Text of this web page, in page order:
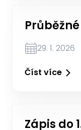
29. 1. 2026
Číst více
Zápis do